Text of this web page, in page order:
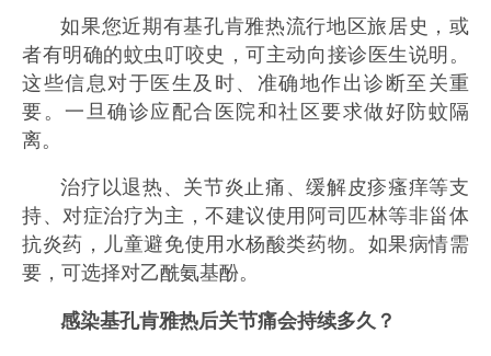
如果您近期有基孔肯雅热流行地区旅居史，或
者有明确的蚊虫叮咬史，可主动向接诊医生说明。
这些信息对于医生及时、准确地作出诊断至关重
要。一旦确诊应配合医院和社区要求做好防蚊隔
离。
治疗以退热、关节炎止痛、缓解皮疹瘙痒等支
持、对症治疗为主，不建议使用阿司匹林等非甾体
抗炎药，儿童避免使用水杨酸类药物。如果病情需
要，可选择对乙酰氨基酚。
感染基孔肯雅热后关节痛会持续多久？